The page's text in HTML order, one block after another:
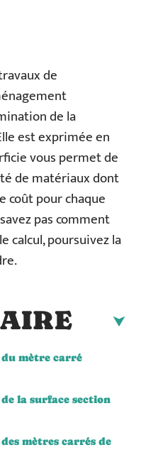
de
de la
est exprimée en
vous permet de
de matériaux dont
coût pour chaque
pas comment
calcul, poursuivez la
mètre carré
la surface section
mètres carrés de